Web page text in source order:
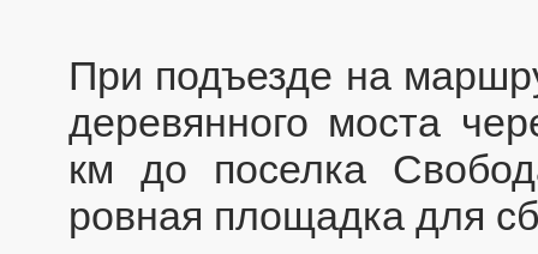
При подъезде на
деревянного моста
км до поселка
ровная площадка для